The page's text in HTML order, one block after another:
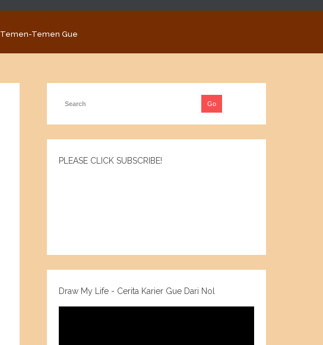
Temen-Temen Gue
PLEASE CLICK SUBSCRIBE!
Draw My Life - Cerita Karier Gue Dari Nol